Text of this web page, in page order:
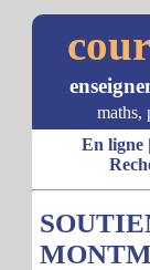
maths,
En ligne|